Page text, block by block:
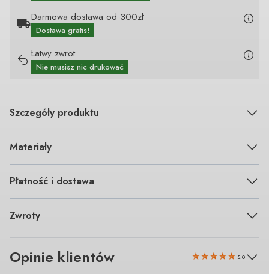
Darmowa dostawa od 300zł
Dostawa gratis!
Łatwy zwrot
Nie musisz nic drukować
Szczegóły produktu
Materiały
Płatność i dostawa
Zwroty
Opinie klientów 5.0